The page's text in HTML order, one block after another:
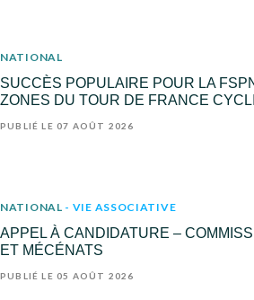
NATIONAL
SUCCÈS POPULAIRE POUR LA
ZONES DU TOUR DE FRANCE
PUBLIÉ LE 07 AOÛT 2026
NATIONAL - VIE ASSOCIATIVE
APPEL À CANDIDATURE –
ET MÉCÉNATS
PUBLIÉ LE 05 AOÛT 2026